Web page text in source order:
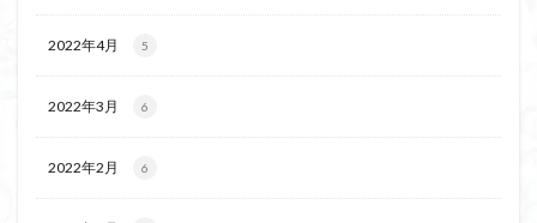
2022年4月 5
2022年3月 6
2022年2月 6